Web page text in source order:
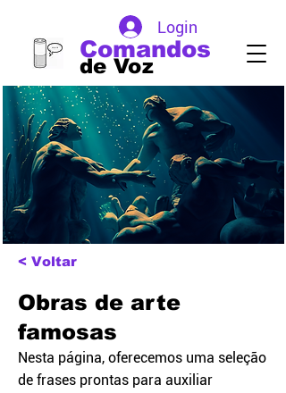
de Voz
Comandos
Login
< Voltar
Obras de arte
famosas
Nesta página, oferecemos uma seleção
de frases prontas para auxiliar